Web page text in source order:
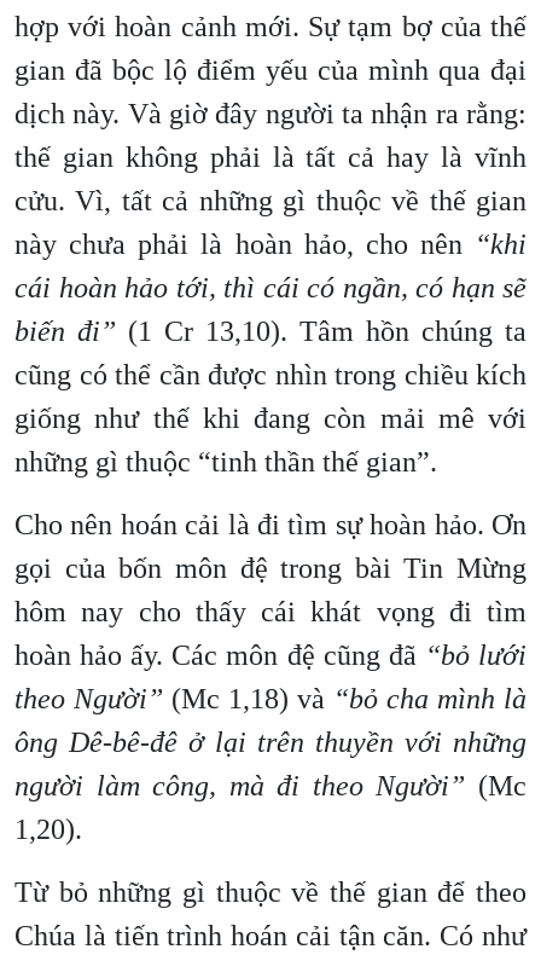
hợp với hoàn cảnh mới. Sự tạm bợ của thế
gian đã bộc lộ điểm yếu của mình qua đại
dịch này. Và giờ đây người ta nhận ra rằng:
thế gian không phải là tất cả hay là vĩnh
cửu. Vì, tất cả những gì thuộc về thế gian
này chưa phải là hoàn hảo, cho nên “khi
cái hoàn hảo tới, thì cái có ngần, có hạn sẽ
biến đi” (1 Cr 13,10). Tâm hồn chúng ta
cũng có thể cần được nhìn trong chiều kích
giống như thế khi đang còn mải mê với
những gì thuộc “tinh thần thế gian”.
Cho nên hoán cải là đi tìm sự hoàn hảo. Ơn
gọi của bốn môn đệ trong bài Tin Mừng
hôm nay cho thấy cái khát vọng đi tìm
hoàn hảo ấy. Các môn đệ cũng đã “bỏ lưới
theo Người” (Mc 1,18) và “bỏ cha mình là
ông Dê-bê-đê ở lại trên thuyền với những
người làm công, mà đi theo Người” (Mc
1,20).
Từ bỏ những gì thuộc về thế gian để theo
Chúa là tiến trình hoán cải tận căn. Có như